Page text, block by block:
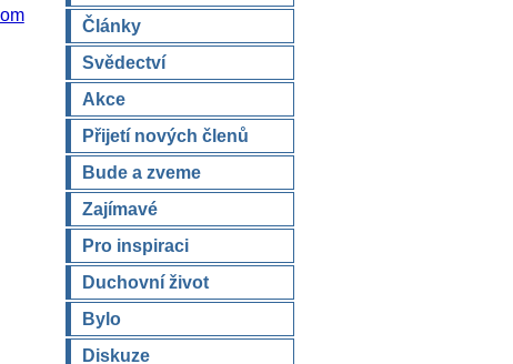
Články
Svědectví
Akce
Přijetí nových členů
Bude a zveme
Zajímavé
Pro inspiraci
Duchovní život
Bylo
Diskuze